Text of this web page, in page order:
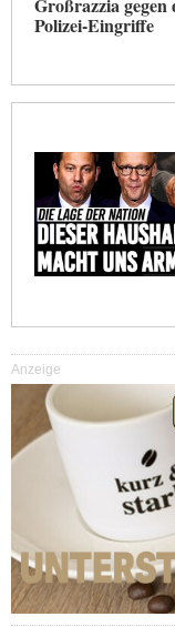
Polizei-Eingriffe
Anzeige